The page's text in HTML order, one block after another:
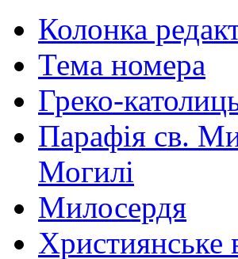
Колонка
Тема номера
Греко-
Парафія св.
Могилі
Милосердя
Християнське